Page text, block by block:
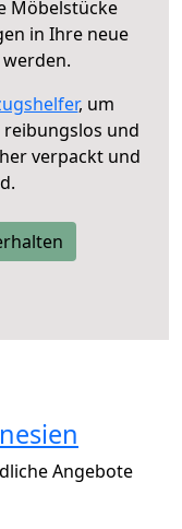
Möbelstücke
in Ihre neue
, um
und
verpackt und
Angebote